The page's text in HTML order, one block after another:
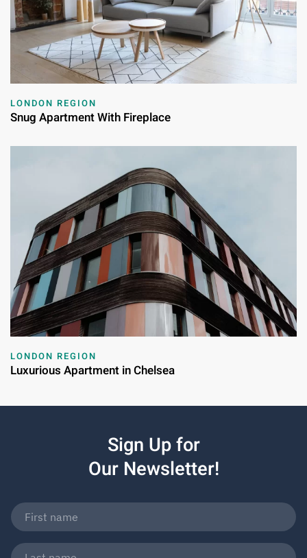
LONDON REGION
Snug Apartment With Fireplace
LONDON REGION
Luxurious Apartment in Chelsea
Sign Up for
Our Newsletter!